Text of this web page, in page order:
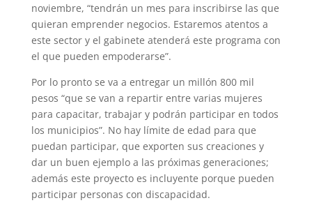
noviembre, “tendrán un mes para inscribirse las que
quieran emprender negocios. Estaremos atentos a
este sector y el gabinete atenderá este programa con
el que pueden empoderarse”.
Por lo pronto se va a entregar un millón 800 mil
pesos “que se van a repartir entre varias mujeres
para capacitar, trabajar y podrán participar en todos
los municipios”. No hay límite de edad para que
puedan participar, que exporten sus creaciones y
dar un buen ejemplo a las próximas generaciones;
además este proyecto es incluyente porque pueden
participar personas con discapacidad.